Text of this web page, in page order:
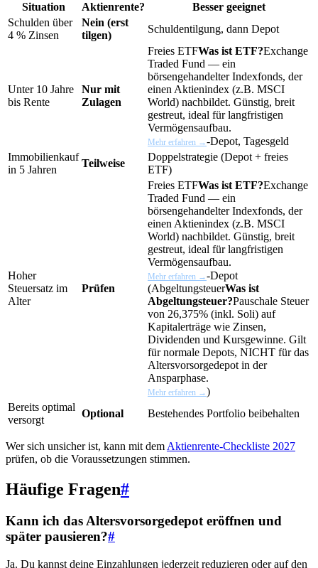
Situation Aktienrente?
Besser geeignet
Schulden über
4 % Zinsen
Nein (erst
tilgen)
Schuldentilgung, dann Depot
Unter 10 Jahre
bis Rente
Nur mit
Zulagen
Freies ETFWas ist ETF?Exchange
Traded Fund — ein
börsengehandelter Indexfonds, der
einen Aktienindex (z.B. MSCI
World) nachbildet. Günstig, breit
gestreut, ideal für langfristigen
Vermögensaufbau.
Mehr erfahren →-Depot, Tagesgeld
Immobilienkauf
in 5 Jahren
Teilweise
Doppelstrategie (Depot + freies
ETF)
Hoher
Steuersatz im
Alter
Prüfen
Freies ETFWas ist ETF?Exchange
Traded Fund — ein
börsengehandelter Indexfonds, der
einen Aktienindex (z.B. MSCI
World) nachbildet. Günstig, breit
gestreut, ideal für langfristigen
Vermögensaufbau.
Mehr erfahren →-Depot
(AbgeltungsteuerWas ist
Abgeltungsteuer?Pauschale Steuer
von 26,375% (inkl. Soli) auf
Kapitalerträge wie Zinsen,
Dividenden und Kursgewinne. Gilt
für normale Depots, NICHT für das
Altersvorsorgedepot in der
Ansparphase.
Mehr erfahren →)
Bereits optimal
versorgt
Optional Bestehendes Portfolio beibehalten
Wer sich unsicher ist, kann mit demAktienrente-Checkliste 2027
prüfen, ob die Voraussetzungen stimmen.
Häufige Fragen#
Kann ich das Altersvorsorgedepot eröffnen und
später pausieren?#
Ja. Du kannst deine Einzahlungen jederzeit reduzieren oder auf den